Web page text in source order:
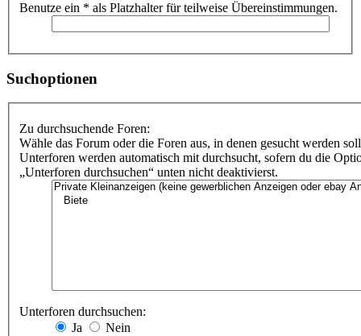
Benutze ein * als Platzhalter für teilweise Übereinstimmungen.
Suchoptionen
Zu durchsuchende Foren:
Wähle das Forum oder die Foren aus, in denen gesucht werden
Unterforen werden automatisch mit durchsucht, sofern du die
„Unterforen durchsuchen“ unten nicht deaktivierst.
Unterforen durchsuchen:
Ja
Nein